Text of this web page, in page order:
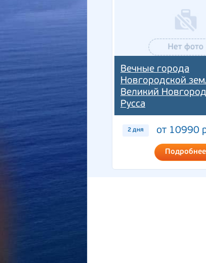
Вечные города
Новгородской
Великий
Русса
2 дня от 10990
Подробнее